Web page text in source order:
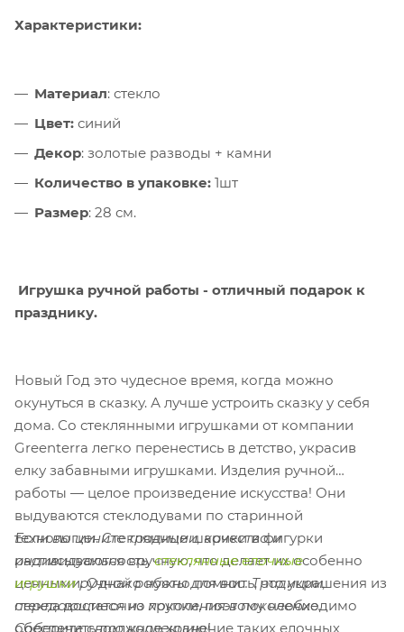
Характеристики:
Материал: стекло
Цвет: синий
Декор: золотые разводы + камни
Количество в упаковке: 1шт
Размер: 28 см.
Игрушка ручной работы - отличный подарок к
празднику.
Новый Год это чудесное время, когда можно
окунуться в сказку. А лучше устроить сказку у себя
дома. Со стеклянными игрушками от компании
Greenterra легко перенестись в детство, украсив
елку забавными игрушками. Изделия ручной
работы — целое произведение искусства! Они
выдуваются стеклодувами по старинной
технологии. Стеклянные шарики и фигурки
расписываются вручную, что делает их особенно
ценными. Однако нужно помнить, что украшения из
стекла достаточно хрупки, поэтому необходимо
обеспечить должное хранение таких елочных
Если вы цените традиции, качество и
индивидуальность,стеклянные елочные
игрушкиручной работы для вас.Традиции,
передающиеся из поколения в поколение.
Соберите свою коллекцию!